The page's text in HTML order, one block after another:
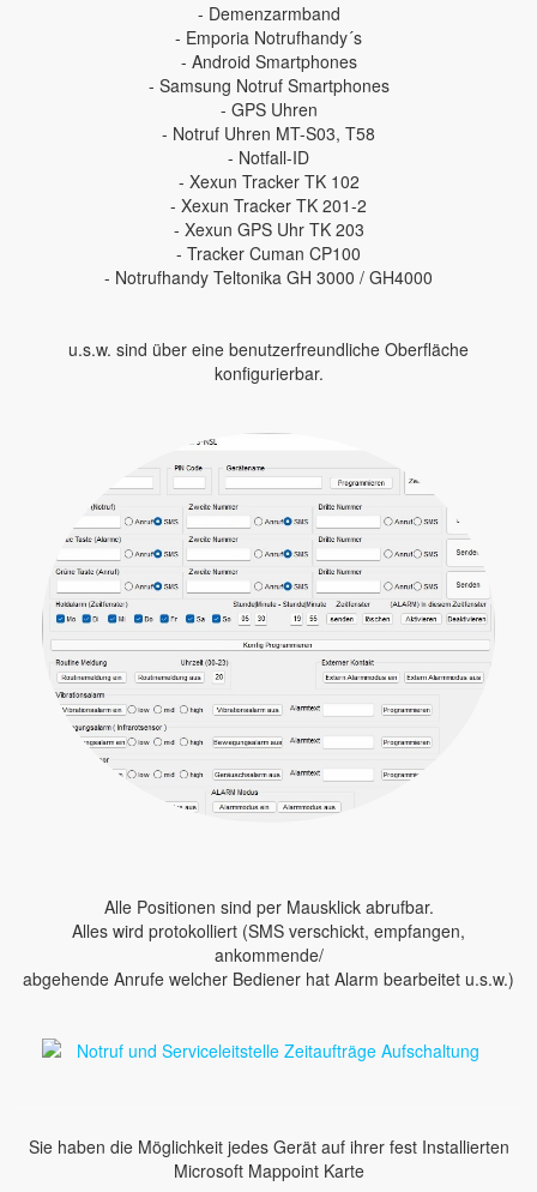
- Demenzarmband
- Emporia Notrufhandy´s
- Android Smartphones
- Samsung Notruf Smartphones
- GPS Uhren
- Notruf Uhren MT-S03, T58
- Notfall-ID
- Xexun Tracker TK 102
- Xexun Tracker TK 201-2
- Xexun GPS Uhr TK 203
- Tracker Cuman CP100
- Notrufhandy Teltonika GH 3000 / GH4000
u.s.w. sind über eine benutzerfreundliche Oberfläche
konfigurierbar.
Alle Positionen sind per Mausklick abrufbar.
Alles wird protokolliert (SMS verschickt, empfangen,
ankommende/
abgehende Anrufe welcher Bediener hat Alarm bearbeitet u.s.w.)
Sie haben die Möglichkeit jedes Gerät auf ihrer fest Installierten
Microsoft Mappoint Karte